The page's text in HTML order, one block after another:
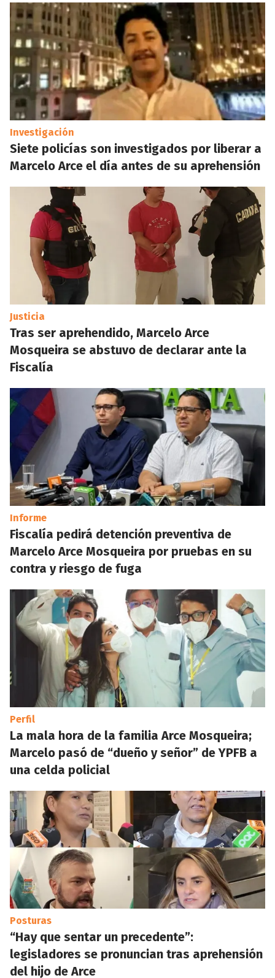
Investigación
Siete policías son investigados por liberar a
Marcelo Arce el día antes de su aprehensión
Justicia
Tras ser aprehendido, Marcelo Arce
Mosqueira se abstuvo de declarar ante la
Fiscalía
Informe
Fiscalía pedirá detención preventiva de
Marcelo Arce Mosqueira por pruebas en su
contra y riesgo de fuga
Perfil
La mala hora de la familia Arce Mosqueira;
Marcelo pasó de “dueño y señor” de YPFB a
una celda policial
Posturas
“Hay que sentar un precedente”:
legisladores se pronuncian tras aprehensión
del hijo de Arce